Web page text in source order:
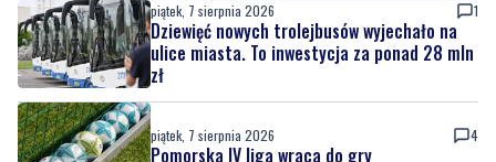
piątek, 7 sierpnia 2026 1
Dziewięć nowych trolejbusów wyjechało na
ulice miasta. To inwestycja za ponad 28 mln
zł
piątek, 7 sierpnia 2026 4
Pomorska IV liga wraca do gry